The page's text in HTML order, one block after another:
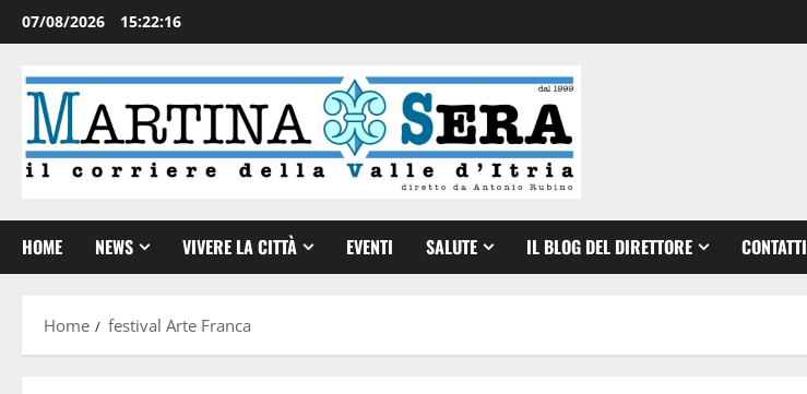
07/08/2026 15:22:17
HOME NEWS VIVERE LA CITTÀ EVENTI SALUTE IL BLOG DEL DIRETTORE CONTATTI
Home festival Arte Franca